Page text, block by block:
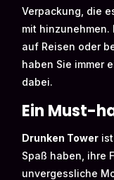
Verpackung, die
mit hinzunehmen.
auf Reisen oder
haben Sie immer
dabei.
Ein Must-
Drunken Tower
Spaß haben, ihre
unvergessliche